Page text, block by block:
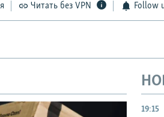
Читать без VPN Follow
19:15